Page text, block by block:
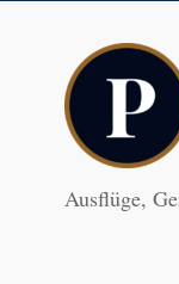
Ausflüge,